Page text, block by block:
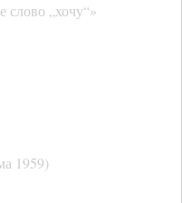
слово „хочу“»
1959)